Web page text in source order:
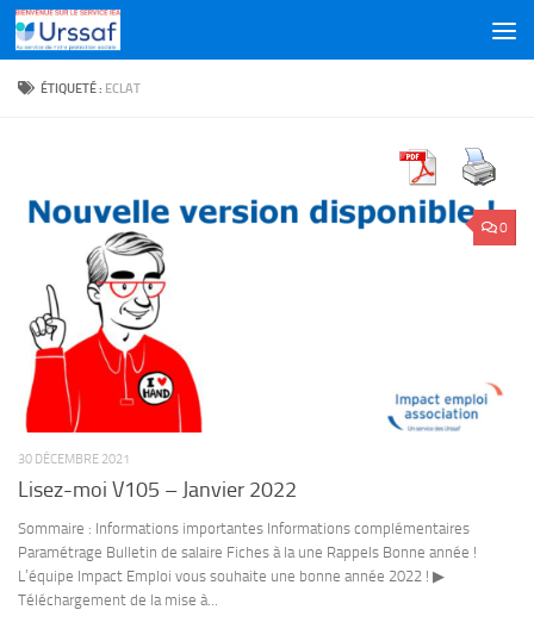
Skip to content
ÉTIQUETÉ : ECLAT
0
30 DÉCEMBRE 2021
Lisez-moi V105 – Janvier 2022
Sommaire : Informations importantes Informations complémentaires
Paramétrage Bulletin de salaire Fiches à la une Rappels Bonne année !
L’équipe Impact Emploi vous souhaite une bonne année 2022 ! ▶
Téléchargement de la mise à...